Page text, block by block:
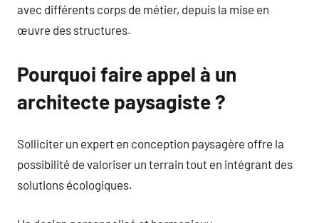
avec différents corps de métier, depuis la mise en
œuvre des structures.
Pourquoi faire appel à un
architecte paysagiste ?
Solliciter un expert en conception paysagère offre la
possibilité de valoriser un terrain tout en intégrant des
solutions écologiques.